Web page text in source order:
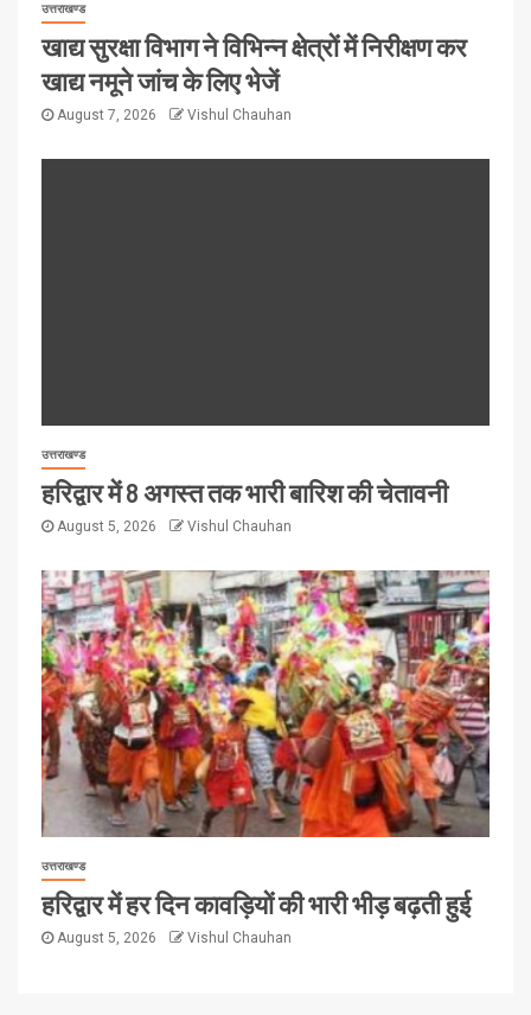
उत्तराखण्ड
खाद्य सुरक्षा विभाग ने विभिन्न क्षेत्रों में निरीक्षण कर
खाद्य नमूने जांच के लिए भेजें
August 7, 2026 Vishul Chauhan
उत्तराखण्ड
हरिद्वार में 8 अगस्त तक भारी बारिश की चेतावनी
August 5, 2026 Vishul Chauhan
उत्तराखण्ड
हरिद्वार में हर दिन कावड़ियों की भारी भीड़ बढ़ती हुई
August 5, 2026 Vishul Chauhan